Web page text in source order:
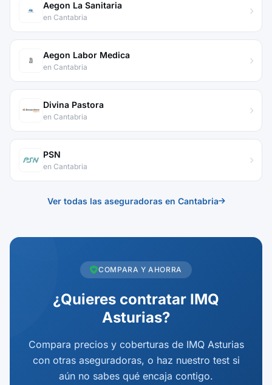
Aegon La Sanitaria
en Cantabria
Aegon Labor Medica
en Cantabria
Divina Pastora
en Cantabria
PSN
en Cantabria
Ver todas las aseguradoras en Cantabria
COMPARA Y AHORRA
¿Quieres contratar IMQ
Asturias?
Compara precios y coberturas de IMQ Asturias
con otras aseguradoras, o haz nuestro test si
aún no sabes qué encaja contigo.